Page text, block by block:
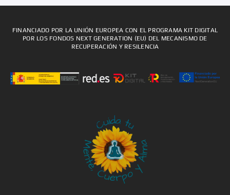
FINANCIADO POR LA UNIÓN EUROPEA CON EL PROGRAMA KIT DIGITAL
POR LOS FONDOS NEXT GENERATION (EU) DEL MECANISMO DE
RECUPERACIÓN Y RESILENCIA